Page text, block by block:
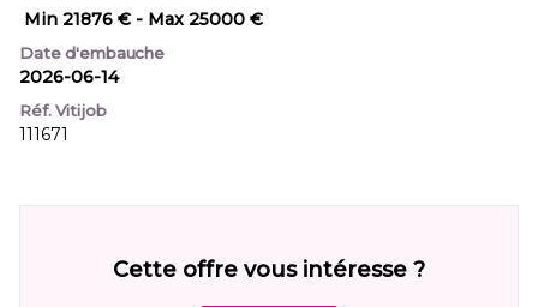
Min 21876 € - Max 25000 €
Date d'embauche
2026-06-14
Réf. Vitijob
111671
Cette offre vous intéresse ?